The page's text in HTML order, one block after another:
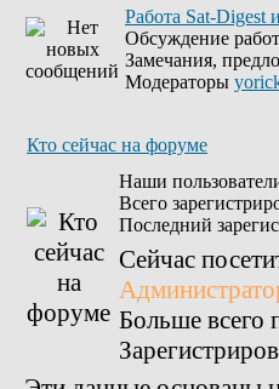
Работа Sat-Digest
Обсуждение
Замечания,
Модераторы
Кто сейчас на форуме
Наши
Всего
Последний
Сейчас
Больше всего